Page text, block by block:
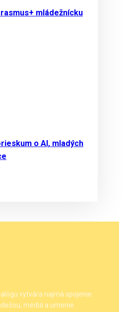
mládežnícku
o AI, mladých
vytvára najmä spojenie
médiá a umenie.